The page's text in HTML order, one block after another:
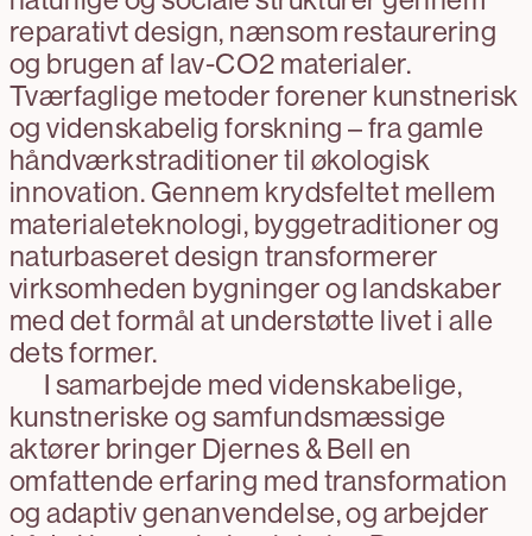
reparativt design, nænsom restaurering
og brugen af lav-CO2 materialer.
Tværfaglige metoder forener kunstnerisk
og videnskabelig forskning – fra gamle
håndværkstraditioner til økologisk
innovation. Gennem krydsfeltet mellem
materialeteknologi, byggetraditioner og
naturbaseret design transformerer
virksomheden bygninger og landskaber
med det formål at understøtte livet i alle
dets former.
I samarbejde med videnskabelige,
kunstneriske og samfundsmæssige
aktører bringer Djernes & Bell en
omfattende erfaring med transformation
og adaptiv genanvendelse, og arbejder